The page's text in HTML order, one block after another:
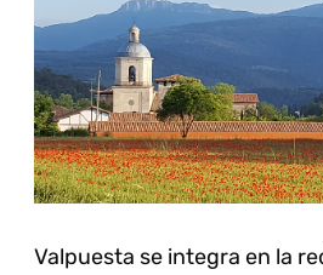
Valpuesta se integra en la